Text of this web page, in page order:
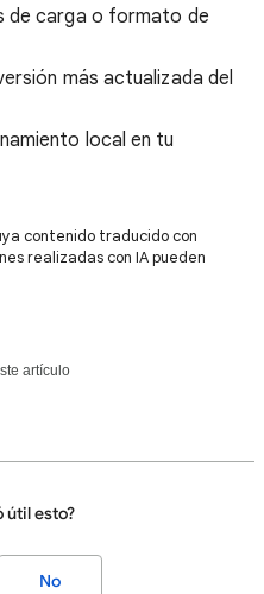
de carga o formato de
más actualizada del
local en tu
contenido traducido con
realizadas con IA pueden
artículo
útil esto?
No